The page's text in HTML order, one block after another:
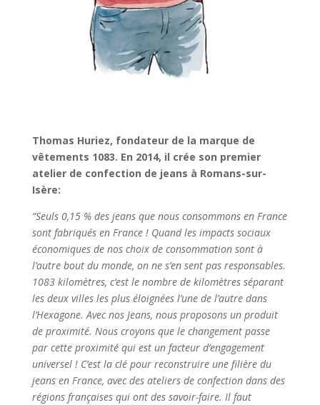
Thomas Huriez, fondateur de la marque de
vêtements 1083. En 2014, il crée son premier
atelier de confection de jeans à Romans-sur-
Isère:
“Seuls 0,15 % des jeans que nous consommons en France
sont fabriqués en France ! Quand les impacts sociaux
économiques de nos choix de consommation sont à
l’autre bout du monde, on ne s’en sent pas responsables.
1083 kilomètres, c’est le nombre de kilomètres séparant
les deux villes les plus éloignées l’une de l’autre dans
l’Hexagone. Avec nos Jeans, nous proposons un produit
de proximité. Nous croyons que le changement passe
par cette proximité qui est un facteur d’engagement
universel ! C’est la clé pour reconstruire une filière du
jeans en France, avec des ateliers de confection dans des
régions françaises qui ont des savoir-faire. Il faut